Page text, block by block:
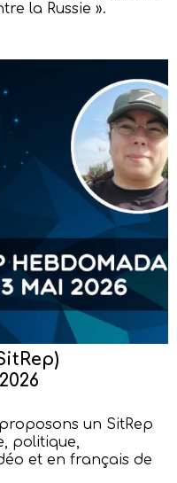
la Russie ».
un SitRep
politique,
et en français de